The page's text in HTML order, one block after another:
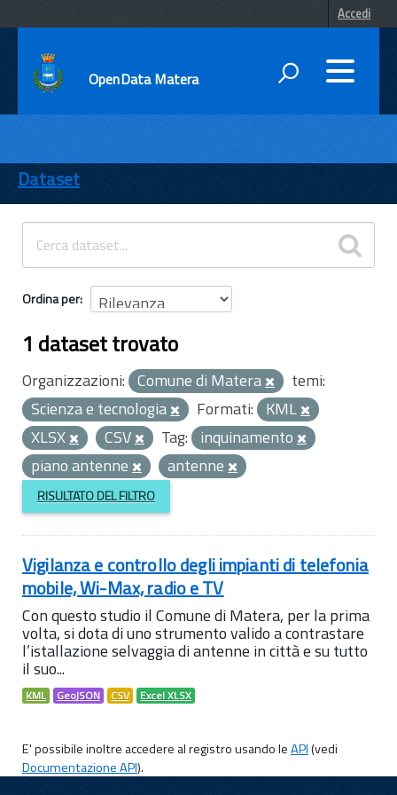
Accedi
OpenData Matera
ENTI
TEMI
INFORMAZIONI
Dataset
Ordina per
1 dataset trovato
Organizzazioni: Comune di Matera
temi:
Scienza e tecnologia
Formati: KML
XLSX
CSV Tag: inquinamento
piano antenne
antenne
RISULTATO DEL FILTRO
Vigilanza e controllo degli impianti di telefonia
mobile, Wi-Max, radio e TV
Con questo studio il Comune di Matera, per la prima
volta, si dota di uno strumento valido a contrastare
l’istallazione selvaggia di antenne in città e su tutto
il suo...
KML GeoJSON CSV Excel XLSX
E' possibile inoltre accedere al registro usando leAPI(vedi
Documentazione API).